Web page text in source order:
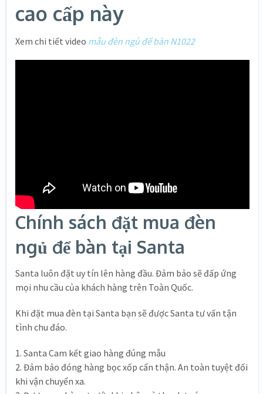
cao cấp này
Xem chi tiết video mẫu đèn ngủ để bàn N1022
Chính sách đặt mua đèn
ngủ để bàn tại Santa
Santa luôn đặt uy tín lên hàng đầu. Đảm bảo sẽ đấp ứng
mọi nhu cầu của khách hàng trên Toàn Quốc.
Khi đặt mua đèn tại Santa bạn sẽ được Santa tư vấn tận
tình chu đáo.
1. Santa Cam kết giao hàng đúng mẫu
2. Đảm bảo đóng hàng bọc xốp cẩn thận. An toàn tuyệt đối
khi vận chuyển xa.